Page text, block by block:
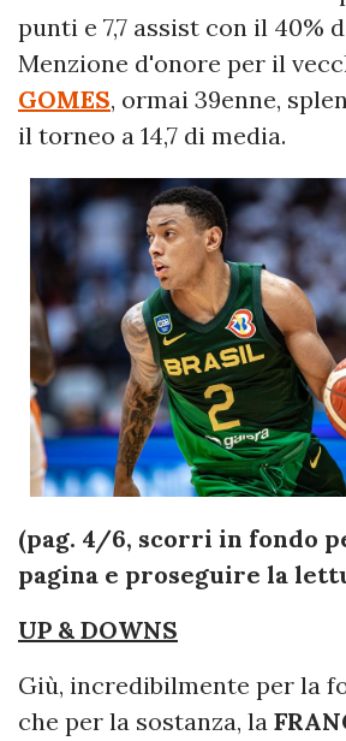
punti e 7,7 assist con il 40%
Menzione d'onore per il
GOMES, ormai 39enne,
il torneo a 14,7 di media.
(pag. 4/6, scorri in fondo
pagina e proseguire la
UP & DOWNS
Giù, incredibilmente per la
che per la sostanza, la